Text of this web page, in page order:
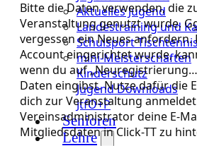
Aktuelles Jugend
Landestraining und
Schulsport
mini-Meisterschaften
Kinderschutz
Jugend Downloads
JtfO+P
Senioren
Lehre
Bitte die Daten verwenden, die
Veranstaltung genutzt wurde.
vergessen ein Neues anfordern.
Account eingerichtet wurde,
wenn du auf
Daten eingibst. Nutze dafür die
dich zur Veranstaltung
Vereinsadministrator deine E-
Mitgliedsdaten in Click-TT zu